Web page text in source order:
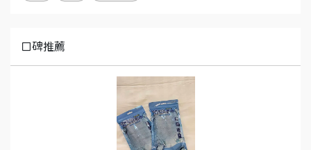
口碑推薦